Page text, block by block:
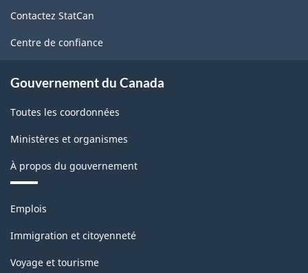
l'Amérique
du
(SCIAN)
1.0
pour
production
industrielle
(selon
ce
site
Contactez StatCan
Centre de confiance
Gouvernement du Canada
Toutes les coordonnées
Ministères et organismes
À propos du gouvernement
Thèmes
sujets
Emplois
Immigration et citoyenneté
Voyage et tourisme